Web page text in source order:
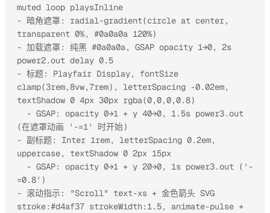
muted loop playsInline
- 暗角遮罩: radial-gradient(circle at center,
transparent 0%, #0a0a0a 120%)
- 加载遮罩: 纯黑 #0a0a0a, GSAP opacity 1→0, 2s
power2.out delay 0.5
- 标题: Playfair Display, fontSize
clamp(3rem,8vw,7rem), letterSpacing -0.02em,
textShadow 0 4px 30px rgba(0,0,0,0.8)
(在遮罩动画 '-=1' 时开始)
- 副标题: Inter 1rem, letterSpacing 0.2em,
uppercase, textShadow 0 2px 15px
=0.8')
- 滚动指示: "Scroll" text-xs + 金色箭头 SVG
stroke:#d4af37 strokeWidth:1.5, animate-pulse +